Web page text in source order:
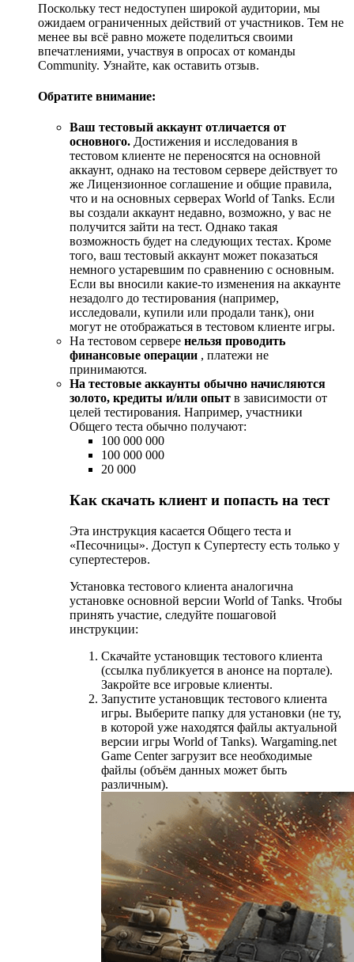
Поскольку тест недоступен широкой аудитории, мы
ожидаем ограниченных действий от участников. Тем не
менее вы всё равно можете поделиться своими
впечатлениями, участвуя в опросах от команды
Community. Узнайте, как оставить отзыв.
Обратите внимание:
Ваш тестовый аккаунт отличается от
основного. Достижения и исследования в
тестовом клиенте не переносятся на основной
аккаунт, однако на тестовом сервере действует то
же Лицензионное соглашение и общие правила,
что и на основных серверах World of Tanks. Если
вы создали аккаунт недавно, возможно, у вас не
получится зайти на тест. Однако такая
возможность будет на следующих тестах. Кроме
того, ваш тестовый аккаунт может показаться
немного устаревшим по сравнению с основным.
Если вы вносили какие-то изменения на аккаунте
незадолго до тестирования (например,
исследовали, купили или продали танк), они
могут не отображаться в тестовом клиенте игры.
На тестовом сервере нельзя проводить
финансовые операции , платежи не
принимаются.
На тестовые аккаунты обычно начисляются
золото, кредиты и/или опыт в зависимости от
целей тестирования. Например, участники
Общего теста обычно получают:
100 000 000
100 000 000
20 000
Как скачать клиент и попасть на тест
Эта инструкция касается Общего теста и
«Песочницы». Доступ к Супертесту есть только у
супертестеров.
Установка тестового клиента аналогична
установке основной версии World of Tanks. Чтобы
принять участие, следуйте пошаговой
инструкции:
Скачайте установщик тестового клиента
(ссылка публикуется в анонсе на портале).
Закройте все игровые клиенты.
Запустите установщик тестового клиента
игры. Выберите папку для установки (не ту,
в которой уже находятся файлы актуальной
версии игры World of Tanks). Wargaming.net
Game Center загрузит все необходимые
файлы (объём данных может быть
различным).